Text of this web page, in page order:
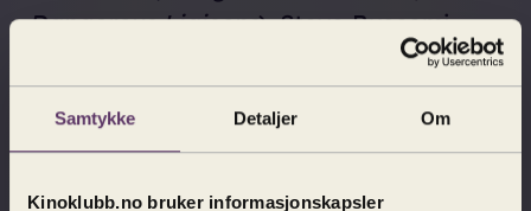
Samtykke Detaljer Om
Kinoklubb.no bruker informasjonskapsler
Dangerous Liaisons), Steve Buscemi
), og Parker
Posey (The White Lotus) leverer et
ensemble som passer perfekt til
spenning, humor, varme og sylskarp